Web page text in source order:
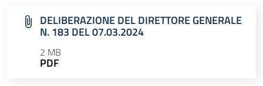
DELIBERAZIONE DEL DIRETTORE GENERALE
N. 183 DEL 07.03.2024
2 MB
PDF